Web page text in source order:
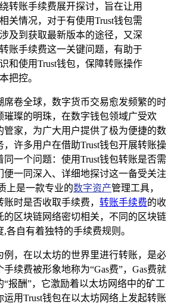
转账手续费展开探讨，旨在让用
关情况，对于有使用Trust钱包需
及到获取最新版本的途径，又深
账手续费这一关键问题，有助于
和使用Trust钱包，保障转账操作
把控。
席卷全球，数字货币交易愈发频繁的时
璀璨的明珠，在数字钱包领域广受欢
管家，为广大用户提供了极为便捷的数
许多用户在借助Trust钱包开展转账操
一个问题：使用Trust钱包转账是否需
便一同深入、详细地探讨这一备受关注
上是一款专业的数字资产管理工具，
时是否收取手续费， 转账手续费的收
的区块链网络密切相关，不同的区块链
各自有着独特的手续费规则。
例，在以太坊的世界里进行转账，是必
续费被形象地称为“Gas费”，Gas费就
报酬”，它激励着以太坊网络中的矿工
用Trust钱包在以太坊网络上发起转账